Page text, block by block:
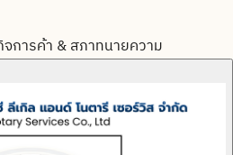
การค้า & สภาทนายความ